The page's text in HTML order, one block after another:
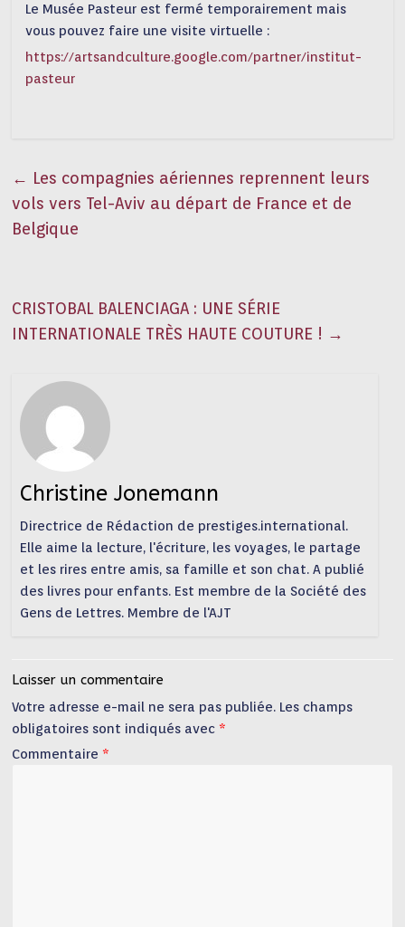
Le Musée Pasteur est fermé temporairement mais
vous pouvez faire une visite virtuelle :
https://artsandculture.google.com/partner/institut-
pasteur
← Les compagnies aériennes reprennent leurs
vols vers Tel-Aviv au départ de France et de
Belgique
CRISTOBAL BALENCIAGA : UNE SÉRIE
INTERNATIONALE TRÈS HAUTE COUTURE ! →
Christine Jonemann
Directrice de Rédaction de prestiges.international.
Elle aime la lecture, l'écriture, les voyages, le partage
et les rires entre amis, sa famille et son chat. A publié
des livres pour enfants. Est membre de la Société des
Gens de Lettres. Membre de l'AJT
Laisser un commentaire
Votre adresse e-mail ne sera pas publiée. Les champs
obligatoires sont indiqués avec *
Commentaire *